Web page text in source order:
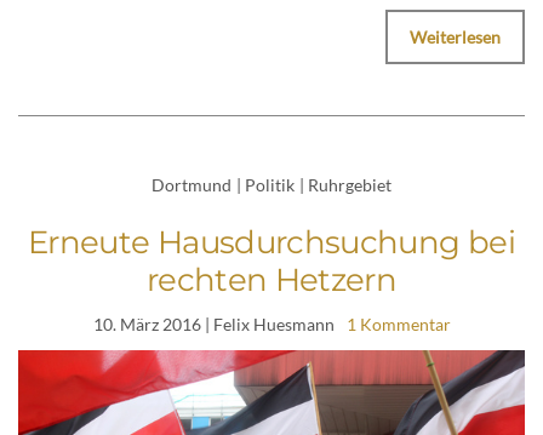
Weiterlesen
Dortmund | Politik | Ruhrgebiet
Erneute Hausdurchsuchung bei
rechten Hetzern
10. März 2016| Felix Huesmann 1 Kommentar